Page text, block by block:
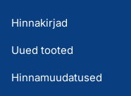
Hinnakirjad
Uued tooted
Hinnamuudatused